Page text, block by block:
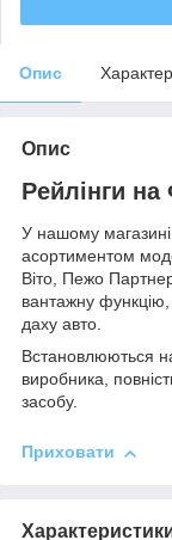
Опис
Опис
Рейлінги
У нашому
асортиментом
Віто, Пежо Партнер
вантажну
даху авто.
Встановлюються
виробника,
засобу.
Приховати